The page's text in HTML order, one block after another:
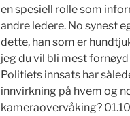
en spesiell rolle som
andre ledere. No synest
dette, han som er
jeg du vil bli mest
Politiets innsats har
innvirkning på hvem og
kameraovervåking?